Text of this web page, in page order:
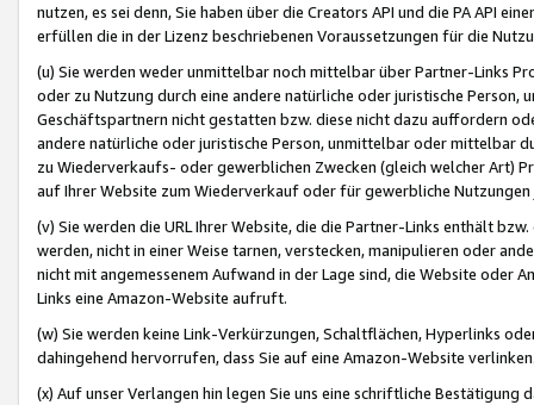
nutzen, es sei denn, Sie haben über die Creators API und die PA API
erfüllen die in der Lizenz beschriebenen Voraussetzungen für die
(u) Sie werden weder unmittelbar noch mittelbar über Partner-Links
oder zu Nutzung durch eine andere natürliche oder juristische
Geschäftspartnern nicht gestatten bzw. diese nicht dazu auffordern
andere natürliche oder juristische Person, unmittelbar oder mittelbar
zu Wiederverkaufs- oder gewerblichen Zwecken (gleich welcher Art)
auf Ihrer Website zum Wiederverkauf oder für gewerbliche
(v) Sie werden die URL Ihrer Website, die die Partner-Links enthält
werden, nicht in einer Weise tarnen, verstecken, manipulieren oder
nicht mit angemessenem Aufwand in der Lage sind, die Website oder
Links eine Amazon-Website aufruft.
(w) Sie werden keine Link-Verkürzungen, Schaltflächen, Hyperlinks
dahingehend hervorrufen, dass Sie auf eine Amazon-Website
(x) Auf unser Verlangen hin legen Sie uns eine schriftliche